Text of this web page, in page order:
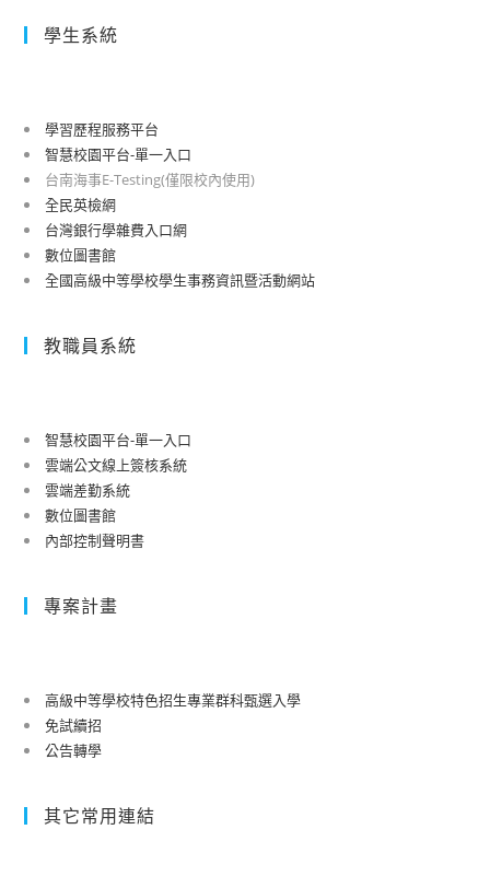
學生系統
學習歷程服務平台
智慧校園平台-單一入口
台南海事E-Testing(僅限校內使用)
全民英檢網
台灣銀行學雜費入口網
數位圖書館
全國高級中等學校學生事務資訊暨活動網站
教職員系統
智慧校園平台-單一入口
雲端公文線上簽核系統
雲端差勤系統
數位圖書館
內部控制聲明書
專案計畫
高級中等學校特色招生專業群科甄選入學
免試續招
公告轉學
其它常用連結